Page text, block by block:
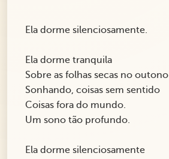
Ela dorme silenciosamente.
Ela dorme tranquila
Sobre as folhas secas no outono
Sonhando, coisas sem sentido
Coisas fora do mundo.
Um sono tão profundo.
Ela dorme silenciosamente